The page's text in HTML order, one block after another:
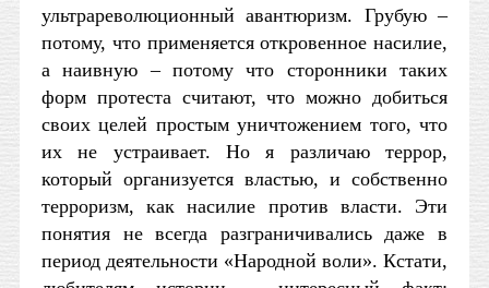
ультрареволюционный авантюризм. Грубую –
потому, что применяется откровенное насилие,
а наивную – потому что сторонники таких
форм протеста считают, что можно добиться
своих целей простым уничтожением того, что
их не устраивает. Но я различаю террор,
который организуется властью, и собственно
терроризм, как насилие против власти. Эти
понятия не всегда разграничивались даже в
период деятельности «Народной воли». Кстати,